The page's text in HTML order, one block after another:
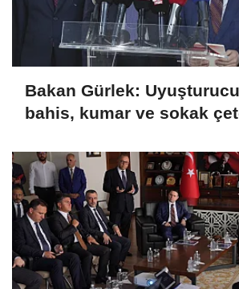
Bakan Gürlek:
bahis, kumar ve sokak
geçeceğiz